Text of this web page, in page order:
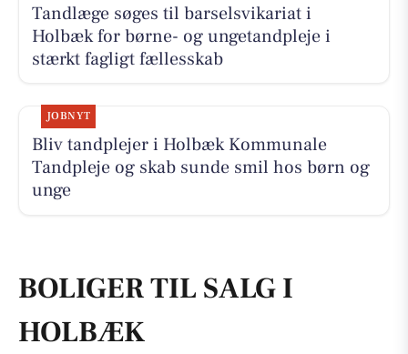
Tandlæge søges til barselsvikariat i
Holbæk for børne- og ungetandpleje i
stærkt fagligt fællesskab
JOBNYT
Bliv tandplejer i Holbæk Kommunale
Tandpleje og skab sunde smil hos børn og
unge
BOLIGER TIL SALG I
HOLBÆK